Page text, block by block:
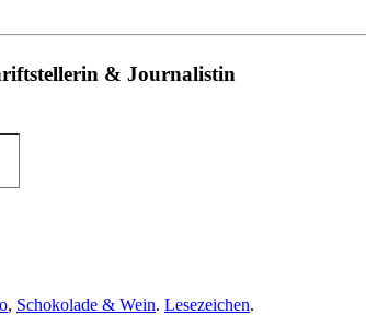
& Journalistin
, Schokolade & Wein. Lesezeichen.